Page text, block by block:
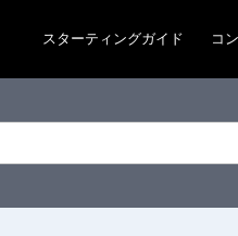
スターティングガイド コ